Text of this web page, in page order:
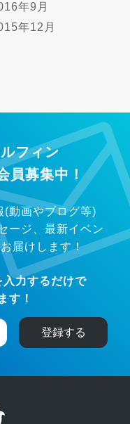
年9月
年12月
フィン
員募集中！
(動画やブログ等)
ージ、 最新イベン
届けします！
入力するだけで
す！